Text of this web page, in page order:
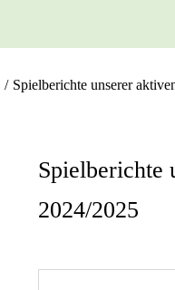
/ Spielberichte unserer
Spielberichte
2024/2025